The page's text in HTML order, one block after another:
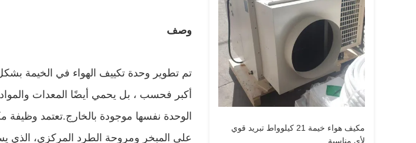
مكيف هواء خيمة 21 كيلوواط تبريد قوي
لأي مناسبة
وصف
تم تطوير وحدة تكييف الهواء في الخيمة
أكبر فحسب ، بل يحمي أيضًا المعدات
الوحدة نفسها موجودة بالخارج.تعتمد وظيفة
على المبخر ومروحة الطرد المركزي، الذي